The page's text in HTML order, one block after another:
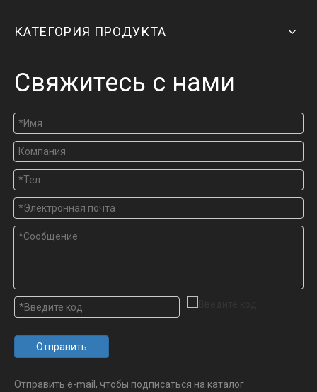
КАТЕГОРИЯ ПРОДУКТА
Свяжитесь с нами
Отправить
Отправить e-mail, чтобы подписаться на каталог